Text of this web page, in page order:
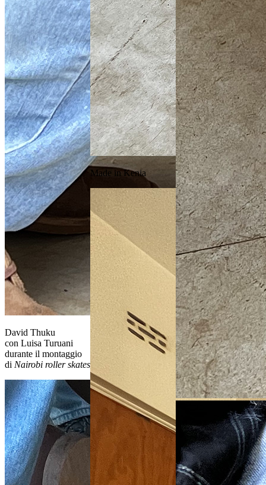
David Thuku
con Luisa Turuani
durante il montaggio
di Nairobi roller skates
Made in Kenia